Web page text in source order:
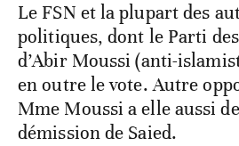
Le FSN et la plupart des
politiques, dont le Parti
d’Abir Moussi (anti-
en outre le vote. Autre
Mme Moussi a elle aussi
démission de Saied.